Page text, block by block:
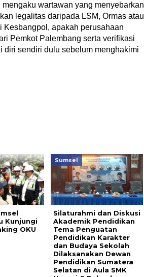
wartawan yang menyebarkan
legalitas daripada LSM, Ormas atau
Kesbangpol, apakah perusahaan
Pemkot Palembang serta verifikasi
diri sendiri dulu sebelum menghakimi
Kunjungi
OKU
Sumsel
Silaturahmi dan Diskusi
Akademik Pendidikan
Tema Penguatan
Pendidikan Karakter
dan Budaya Sekolah
Dilaksanakan Dewan
Pendidikan Sumatera
Selatan di Aula SMK